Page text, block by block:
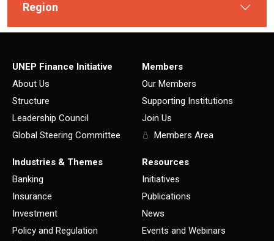
Region
UNEP Finance Initiative
About Us
Structure
Leadership Council
Global Steering Committee
Members
Our Members
Supporting Institutions
Join Us
Members Area
Industries & Themes
Banking
Insurance
Investment
Policy and Regulation
Resources
Initiatives
Publications
News
Events and Webinars